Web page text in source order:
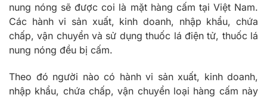
nung nóng sẽ được coi là mặt hàng cấm tại Việt Nam.
Các hành vi sản xuất, kinh doanh, nhập khẩu, chứa
chấp, vận chuyển và sử dụng thuốc lá điện tử, thuốc lá
nung nóng đều bị cấm.
Theo đó người nào có hành vi sản xuất, kinh doanh,
nhập khẩu, chứa chấp, vận chuyển loại hàng cấm này